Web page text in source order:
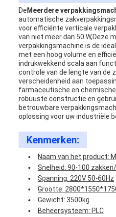
PRIVACY
POLICY
De Meerdere
automatische
voor efficiënte verticale
van niet meer dan 50 W,Deze
verpakkingsmachine is de
met een hoog volume en
indrukwekkend scala aan
controle van de lengte van de
verscheidenheid aan
farmaceutische en
robuuste constructie en
betrouwbare
oplossing voor uw industriële
Kenmerken:
Naam van het product:
Snelheid: 90-100
Spanning: 220V 50-60Hz
Grootte:
Gewicht: 3500kg
Beheersysteem: PLC